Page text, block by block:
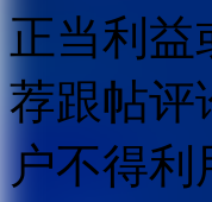
正当利益
荐跟帖评
户不得